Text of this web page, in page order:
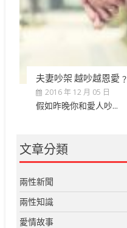
夫妻吵架 越吵越恩愛﹖
2016 年 12 月 05 日
假如昨晚你和愛人吵...
文章分類
兩性新聞
兩性知識
愛情故事